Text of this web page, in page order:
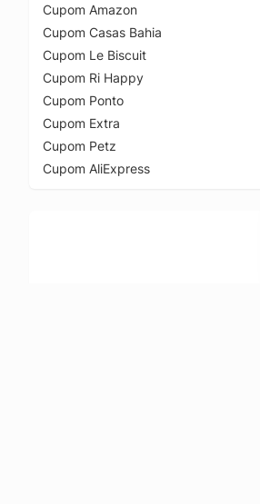
Cupom Amazon
Cupom Casas Bahia
Cupom Le Biscuit
Cupom Ri Happy
Cupom Ponto
Cupom Extra
Cupom Petz
Cupom AliExpress